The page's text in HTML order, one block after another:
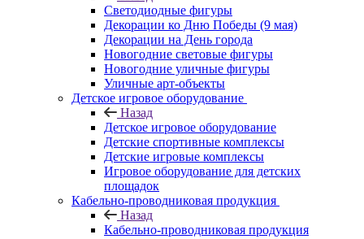
Светодиодные фигуры
Декорации ко Дню Победы (9 мая)
Декорации на День города
Новогодние световые фигуры
Новогодние уличные фигуры
Уличные арт-объекты
Детское игровое оборудование
Назад
Детское игровое оборудование
Детские спортивные комплексы
Детские игровые комплексы
Игровое оборудование для детских
площадок
Кабельно-проводниковая продукция
Назад
Кабельно-проводниковая продукция